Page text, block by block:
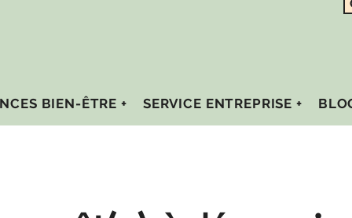
BIEN-ÊTRE + SERVICE ENTREPRISE +